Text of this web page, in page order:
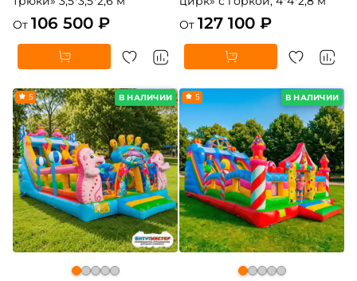
От 106 500 ₽
От 127 100 ₽
В НАЛИЧИИ
5 В НАЛИЧИИ
5